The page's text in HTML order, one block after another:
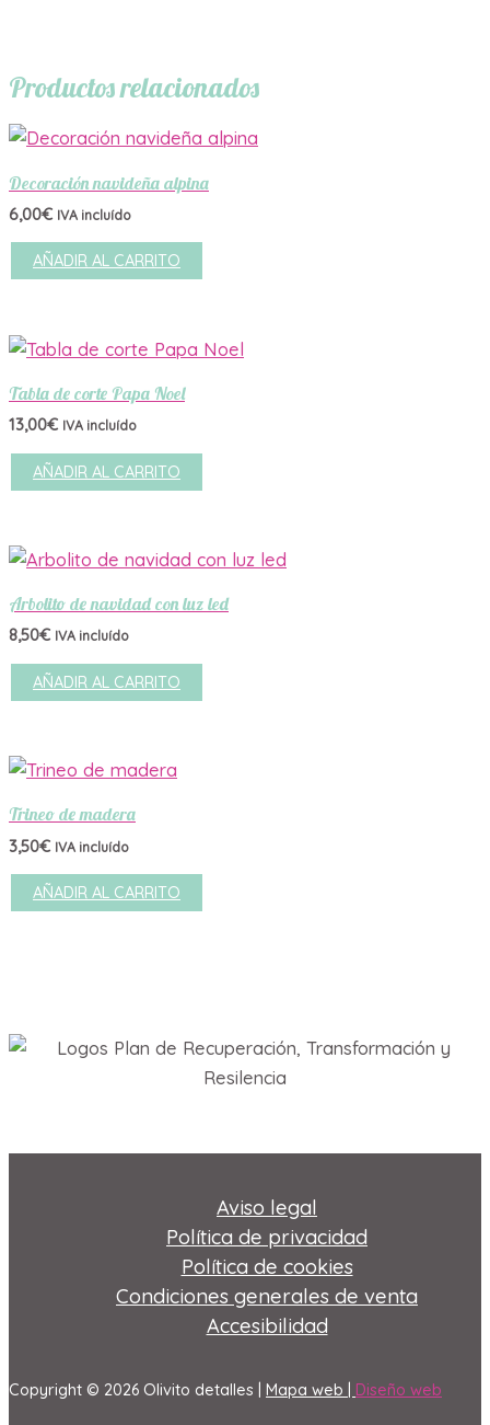
Productos relacionados
Decoración navideña alpina
6,00€ IVA incluído
AÑADIR AL CARRITO
Tabla de corte Papa Noel
13,00€ IVA incluído
AÑADIR AL CARRITO
Arbolito de navidad con luz led
8,50€ IVA incluído
AÑADIR AL CARRITO
Trineo de madera
3,50€ IVA incluído
AÑADIR AL CARRITO
Aviso legal
Política de privacidad
Política de cookies
Condiciones generales de venta
Accesibilidad
Copyright © 2026 Olivito detalles | Mapa web | Diseño web